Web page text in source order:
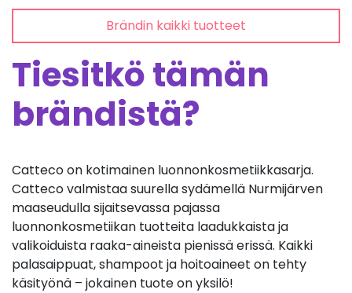
Brändin kaikki tuotteet
Tiesitkö tämän
brändistä?
Catteco on kotimainen luonnonkosmetiikkasarja.
Catteco valmistaa suurella sydämellä Nurmijärven
maaseudulla sijaitsevassa pajassa
luonnonkosmetiikan tuotteita laadukkaista ja
valikoiduista raaka-aineista pienissä erissä. Kaikki
palasaippuat, shampoot ja hoitoaineet on tehty
käsityönä – jokainen tuote on yksilö!